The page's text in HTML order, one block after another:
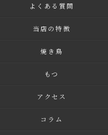
よくある質問
当店の特徴
焼き鳥
もつ
アクセス
コラム